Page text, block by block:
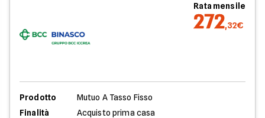
Rata mensile
272,32€
Prodotto
Mutuo A Tasso Fisso
Finalità
Acquisto prima casa